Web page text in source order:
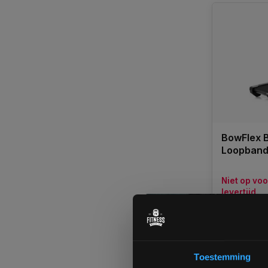
Toestemming
BowFlex
Niet op
levertijd
€1.699,00